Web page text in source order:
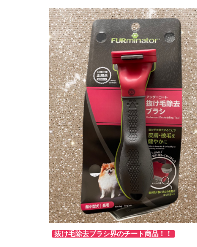
抜け毛除去ブラシ界のチート商品！！